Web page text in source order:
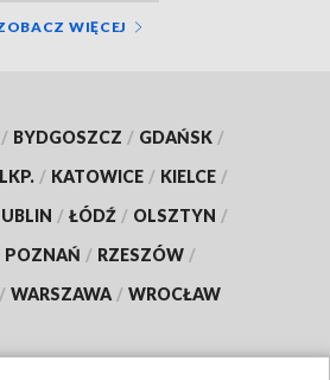
WIĘCEJ
/ BYDGOSZCZ / GDAŃSK /
/ KATOWICE / KIELCE /
/ ŁÓDŹ / OLSZTYN /
POZNAŃ / RZESZÓW /
/ WARSZAWA / WROCŁAW